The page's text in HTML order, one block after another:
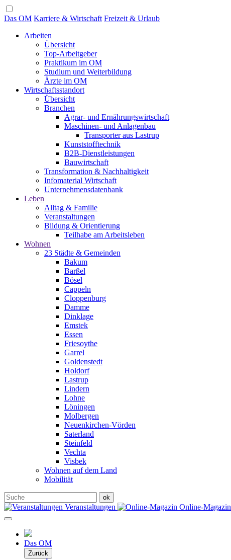
Das OM Karriere & Wirtschaft Freizeit & Urlaub
Arbeiten
Übersicht
Top-Arbeitgeber
Praktikum im OM
Studium und Weiterbildung
Ärzte im OM
Wirtschaftsstandort
Übersicht
Branchen
Agrar- und Ernährungswirtschaft
Maschinen- und Anlagenbau
Transporter aus Lastrup
Kunststofftechnik
B2B-Dienstleistungen
Bauwirtschaft
Transformation & Nachhaltigkeit
Infomaterial Wirtschaft
Unternehmensdatenbank
Leben
Alltag & Familie
Veranstaltungen
Bildung & Orientierung
Teilhabe am Arbeitsleben
Wohnen
23 Städte & Gemeinden
Bakum
Barßel
Bösel
Cappeln
Cloppenburg
Damme
Dinklage
Emstek
Essen
Friesoythe
Garrel
Goldenstedt
Holdorf
Lastrup
Lindern
Lohne
Löningen
Molbergen
Neuenkirchen-Vörden
Saterland
Steinfeld
Vechta
Visbek
Wohnen auf dem Land
Mobilität
Veranstaltungen Online-Magazin
Das OM
Zurück